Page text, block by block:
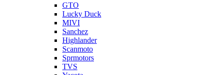
GTO
Lucky Duck
MIVI
Sanchez
Highlander
Scanmoto
Sprmotors
TVS